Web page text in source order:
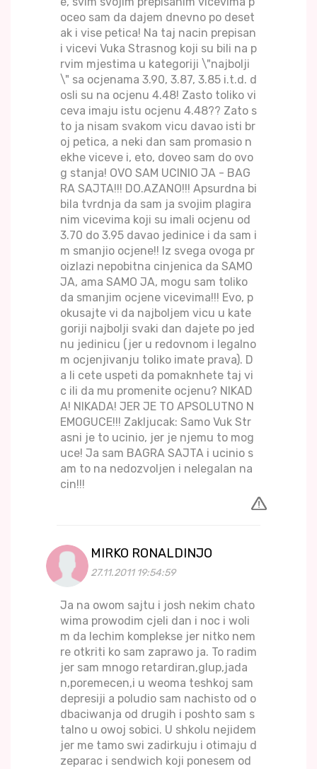
oceo sam da dajem dnevno po deset
ak i vise petica! Na taj nacin prepisan
i vicevi Vuka Strasnog koji su bili na p
rvim mjestima u kategoriji \"najbolji
\" sa ocjenama 3.90, 3.87, 3.85 i.t.d. d
osli su na ocjenu 4.48! Zasto toliko vi
ceva imaju istu ocjenu 4.48?? Zato s
to ja nisam svakom vicu davao isti br
oj petica, a neki dan sam promasio n
ekhe viceve i, eto, doveo sam do ovo
g stanja! OVO SAM UCINIO JA - BAG
RA SAJTA!!! DO.AZANO!!! Apsurdna bi
bila tvrdnja da sam ja svojim plagira
nim vicevima koji su imali ocjenu od
3.70 do 3.95 davao jedinice i da sam i
m smanjio ocjene!! Iz svega ovoga pr
oizlazi nepobitna cinjenica da SAMO
JA, ama SAMO JA, mogu sam toliko
da smanjim ocjene vicevima!!! Evo, p
okusajte vi da najboljem vicu u kate
goriji najbolji svaki dan dajete po jed
nu jedinicu (jer u redovnom i legalno
m ocjenjivanju toliko imate prava). D
a li cete uspeti da pomaknhete taj vi
c ili da mu promenite ocjenu? NIKAD
A! NIKADA! JER JE TO APSOLUTNO N
EMOGUCE!!! Zakljucak: Samo Vuk Str
asni je to ucinio, jer je njemu to mog
uce! Ja sam BAGRA SAJTA i ucinio s
am to na nedozvoljen i nelegalan na
cin!!!
MIRKO RONALDINJO
27.11.2011 19:54:59
Ja na owom sajtu i josh nekim chato
wima prowodim cjeli dan i noc i woli
m da lechim komplekse jer nitko nem
re otkriti ko sam zaprawo ja. To radim
jer sam mnogo retardiran,glup,jada
n,poremecen,i u weoma teshkoj sam
depresiji a poludio sam nachisto od o
dbaciwanja od drugih i poshto sam s
talno u owoj sobici. U shkolu nejidem
jer me tamo swi zadirkuju i otimaju d
zeparac i sendwich koji ponesem od